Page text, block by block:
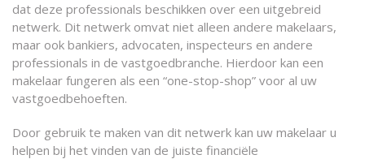
dat deze professionals beschikken over een uitgebreid
netwerk. Dit netwerk omvat niet alleen andere makelaars,
maar ook bankiers, advocaten, inspecteurs en andere
professionals in de vastgoedbranche. Hierdoor kan een
makelaar fungeren als een “one-stop-shop” voor al uw
vastgoedbehoeften.
Door gebruik te maken van dit netwerk kan uw makelaar u
helpen bij het vinden van de juiste financiële